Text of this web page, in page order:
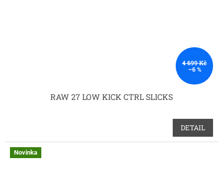
4 699 Kč
–6 %
RAW 27 LOW KICK CTRL SLICKS
DETAIL
Novinka